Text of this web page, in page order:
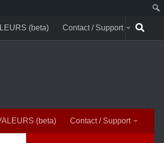
(beta) Contact / Support
(beta) Contact / Support